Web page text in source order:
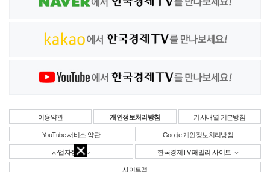
이용약관 개인정보처리방침 기사배열 기본방침
YouTube 서비스 약관 Google 개인정보처리방침
사업자정보 한국경제TV 패밀리 사이트
사이트맵